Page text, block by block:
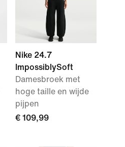
Nike 24.7
ImpossiblySoft
Damesbroek met
hoge taille en wijde
pijpen
€ 109,99